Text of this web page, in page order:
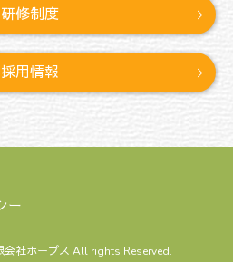
研修制度
採用情報
ー
社ホープス All rights Reserved.